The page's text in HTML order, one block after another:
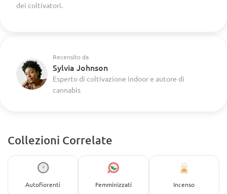
dei coltivatori.
Recensito da
Sylvia Johnson
Esperto di coltivazione indoor e autore di
cannabis
Collezioni Correlate
Autofiorenti Femminizzati Incenso